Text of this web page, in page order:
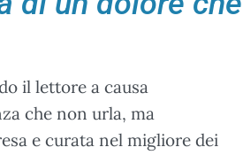
il lettore a causa
che non urla, ma
e curata nel migliore dei